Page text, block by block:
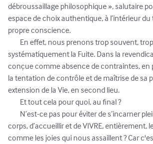
débroussaillage philosophique », salutaire
espace de choix authentique, à l’intérieur
propre conscience.
systématiquement la Fuite. Dans la
conçue comme absence de contraintes, en
la tentation de contrôle et de maîtrise de sa
extension de la Vie, en second lieu.
corps, d’accueillir et de VIVRE, entièrement,
comme les joies qui nous assaillent ? Car